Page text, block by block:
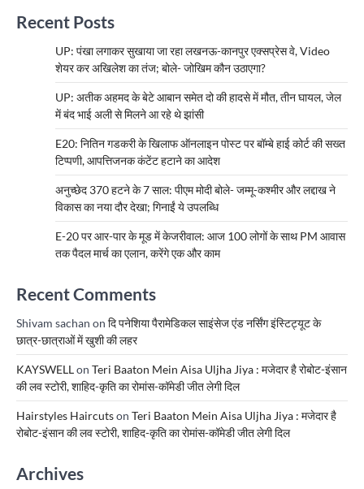
Recent Posts
UP: पंखा लगाकर सुखाया जा रहा लखनऊ-कानपुर एक्सप्रेस वे, Video
शेयर कर अखिलेश का तंज; बोले- जोखिम कौन उठाएगा?
UP: अतीक अहमद के बेटे आबान समेत दो की हादसे में मौत, तीन घायल, जेल
में बंद भाई अली से मिलने आ रहे थे झांसी
E20: नितिन गडकरी के खिलाफ ऑनलाइन पोस्ट पर बॉम्बे हाई कोर्ट की सख्त
टिप्पणी, आपत्तिजनक कंटेंट हटाने का आदेश
अनुच्छेद 370 हटने के 7 साल: पीएम मोदी बोले- जम्मू-कश्मीर और लद्दाख ने
विकास का नया दौर देखा; गिनाईं ये उपलब्धि
E-20 पर आर-पार के मूड में केजरीवाल: आज 100 लोगों के साथ PM आवास
तक पैदल मार्च का एलान, करेंगे एक और काम
Recent Comments
Shivam sachan on दि पनेशिया पैरामेडिकल साइंसेज एंड नर्सिंग इंस्टिट्यूट के
छात्र-छात्राओं में खुशी की लहर
KAYSWELLon Teri Baaton Mein Aisa Uljha Jiya : मजेदार है रोबोट-इंसान
की लव स्टोरी, शाहिद-कृति का रोमांस-कॉमेडी जीत लेगी दिल
Hairstyles Haircutson Teri Baaton Mein Aisa Uljha Jiya : मजेदार है
रोबोट-इंसान की लव स्टोरी, शाहिद-कृति का रोमांस-कॉमेडी जीत लेगी दिल
Archives